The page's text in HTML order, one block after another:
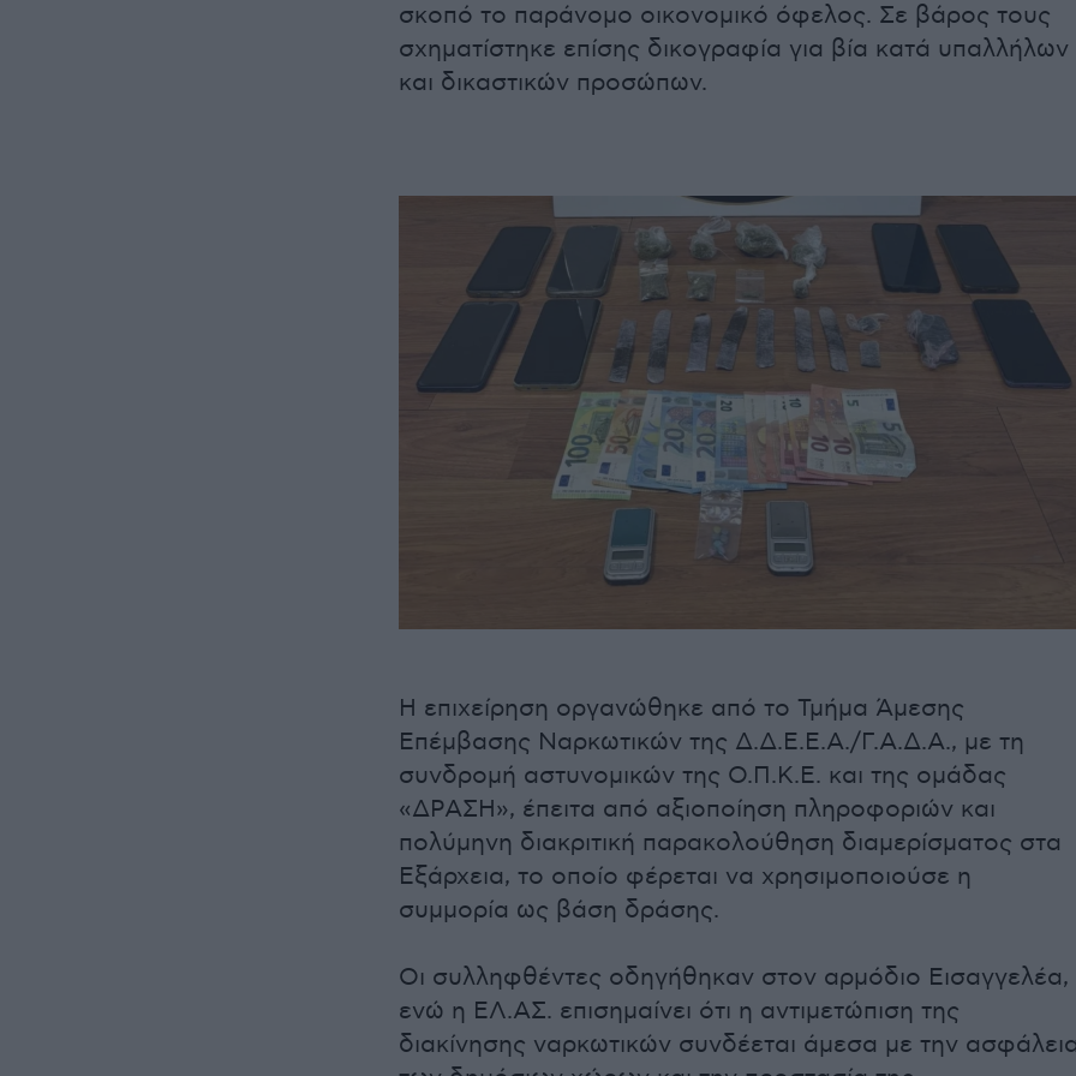
σκοπό το παράνομο οικονομικό όφελος. Σε βάρος τους
σχηματίστηκε επίσης δικογραφία για βία κατά υπαλλήλων
και δικαστικών προσώπων.
Η επιχείρηση οργανώθηκε από το Τμήμα Άμεσης
Επέμβασης Ναρκωτικών της Δ.Δ.Ε.Ε.Α./Γ.Α.Δ.Α., με τη
συνδρομή αστυνομικών της Ο.Π.Κ.Ε. και της ομάδας
«ΔΡΑΣΗ», έπειτα από αξιοποίηση πληροφοριών και
πολύμηνη διακριτική παρακολούθηση διαμερίσματος στα
Εξάρχεια, το οποίο φέρεται να χρησιμοποιούσε η
συμμορία ως βάση δράσης.
Οι συλληφθέντες οδηγήθηκαν στον αρμόδιο Εισαγγελέα,
ενώ η ΕΛ.ΑΣ. επισημαίνει ότι η αντιμετώπιση της
διακίνησης ναρκωτικών συνδέεται άμεσα με την